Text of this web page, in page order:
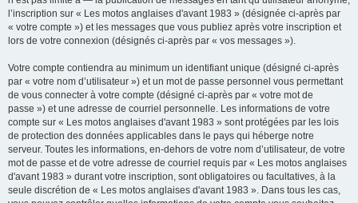
l’inscription sur « Les motos anglaises d'avant 1983 » (désignée ci-après par
« votre compte ») et les messages que vous publiez après votre inscription et
lors de votre connexion (désignés ci-après par « vos messages »).
Votre compte contiendra au minimum un identifiant unique (désigné ci-après
par « votre nom d’utilisateur ») et un mot de passe personnel vous permettant
de vous connecter à votre compte (désigné ci-après par « votre mot de
passe ») et une adresse de courriel personnelle. Les informations de votre
compte sur « Les motos anglaises d'avant 1983 » sont protégées par les lois
de protection des données applicables dans le pays qui héberge notre
serveur. Toutes les informations, en-dehors de votre nom d’utilisateur, de votre
mot de passe et de votre adresse de courriel requis par « Les motos anglaises
d'avant 1983 » durant votre inscription, sont obligatoires ou facultatives, à la
seule discrétion de « Les motos anglaises d'avant 1983 ». Dans tous les cas,